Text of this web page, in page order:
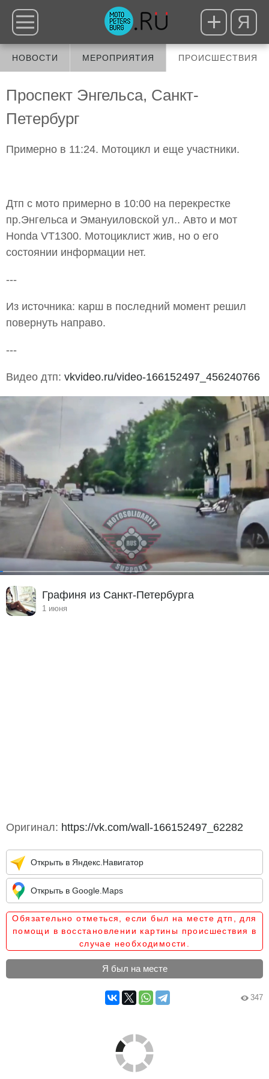
Я
НОВОСТИ МЕРОПРИЯТИЯ ПРОИСШЕСТВИЯ
Проспект Энгельса, Санкт-
Петербург
Примерно в 11:24. Мотоцикл и еще участники.
Дтп с мото примерно в 10:00 на перекрестке
пр.Энгельса и Эмануиловской ул.. Авто и мот
Honda VT1300. Мотоциклист жив, но о его
состоянии информации нет.
---
Из источника: карш в последний момент решил
повернуть направо.
---
Видео дтп: vkvideo.ru/video-166152497_456240766
Графиня из Санкт-Петербурга
1 июня
Оригинал: https://vk.com/wall-166152497_62282
Открыть в Яндекс.Навигатор
Открыть в Google.Maps
Обязательно отметься, если был на месте дтп, для
помощи в восстановлении картины происшествия в
случае необходимости.
Я был на месте
347